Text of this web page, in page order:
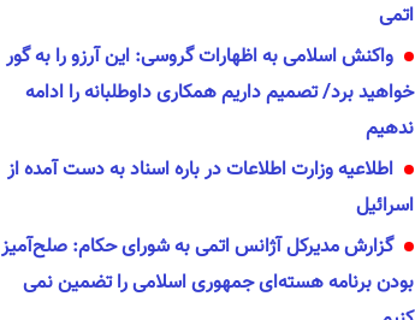
اتمی
واکنش اسلامی به اظهارات گروسی: این آرزو را به گور
خواهید برد/ تصمیم داریم همکاری داوطلبانه را ادامه
ندهیم
اطلاعیه وزارت اطلاعات در باره اسناد به دست آمده از
اسرائیل
گزارش مدیرکل آژانس اتمی به شورای حکام: صلح‌آمیز
بودن برنامه هسته‌ای جمهوری اسلامی را تضمین نمی